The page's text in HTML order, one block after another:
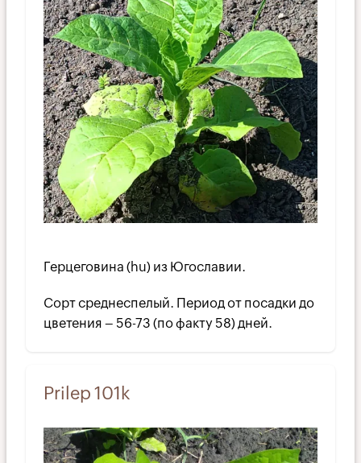
Герцеговина (hu) из Югославии.
Сорт среднеспелый. Период от посадки до
цветения – 56-73 (по факту 58) дней.
Prilep 101k